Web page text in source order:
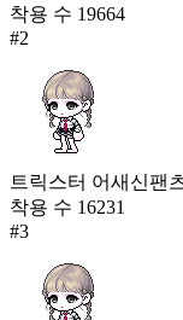
착용 수 19664
#2
트릭스터 어새신팬
착용 수 16231
#3